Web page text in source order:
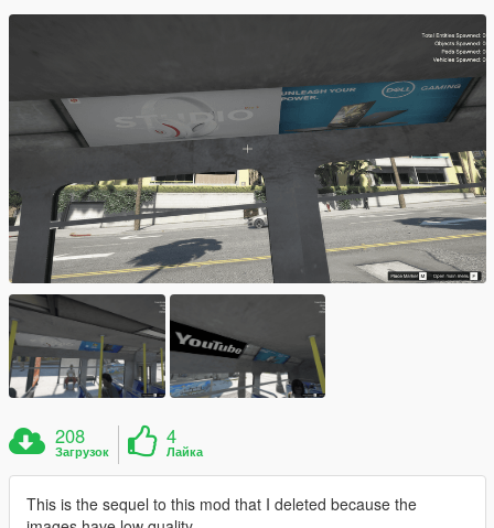
208
Загрузок
4
Лайка
This is the sequel to this mod that I deleted because the